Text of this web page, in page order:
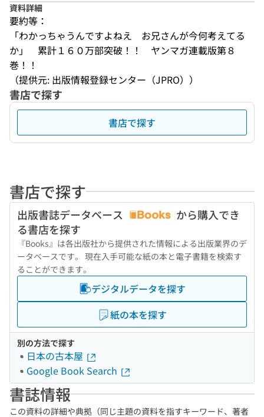
資料詳細
要約等：
「わかっちゃうんですよねえ　お兄さんが今何考えてる
か」　累計１６０万部突破！！　ヤンマガ連載版第８
巻！！
（提供元: 出版情報登録センター（JPRO））
書店で探す
書店で探す
書店で探す
出版書誌データベース
から購入でき
る書店を探す
『Books』は各出版社から提供された情報による出版業界のデ
ータベースです。 現在入手可能な紙の本と電子書籍を検索す
ることができます。
デジタルデータを探す
紙の本を探す
別の方法で探す
日本の古本屋
Google Book Search
書誌情報
この資料の詳細や典拠（同じ主題の資料を指すキーワード、著者